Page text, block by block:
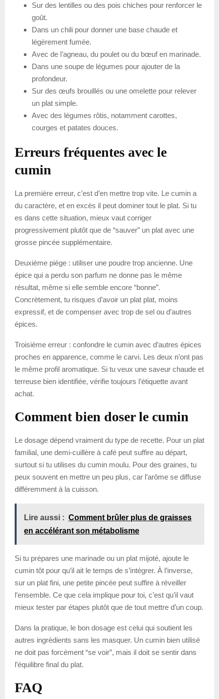
Sur des lentilles ou des pois chiches pour renforcer le
goût.
Dans un chili pour donner une base chaude et
légèrement fumée.
Avec de l’agneau, du poulet ou du bœuf en marinade.
Dans une soupe de légumes pour ajouter de la
profondeur.
Sur des œufs brouillés ou une omelette pour relever
un plat simple.
Avec des légumes rôtis, notamment carottes,
courges et patates douces.
Erreurs fréquentes avec le
cumin
La première erreur, c’est d’en mettre trop vite. Le cumin a
du caractère, et en excès il peut dominer tout le plat. Si tu
es dans cette situation, mieux vaut corriger
progressivement plutôt que de “sauver” un plat avec une
grosse pincée supplémentaire.
Deuxième piège : utiliser une poudre trop ancienne. Une
épice qui a perdu son parfum ne donne pas le même
résultat, même si elle semble encore “bonne”.
Concrètement, tu risques d’avoir un plat plat, moins
expressif, et de compenser avec trop de sel ou d’autres
épices.
Troisième erreur : confondre le cumin avec d’autres épices
proches en apparence, comme le carvi. Les deux n’ont pas
le même profil aromatique. Si tu veux une saveur chaude et
terreuse bien identifiée, vérifie toujours l’étiquette avant
achat.
Comment bien doser le cumin
Le dosage dépend vraiment du type de recette. Pour un plat
familial, une demi-cuillère à café peut suffire au départ,
surtout si tu utilises du cumin moulu. Pour des graines, tu
peux souvent en mettre un peu plus, car l’arôme se diffuse
différemment à la cuisson.
Lire aussi : Comment brûler plus de graisses
en accélérant son métabolisme
Si tu prépares une marinade ou un plat mijoté, ajoute le
cumin tôt pour qu’il ait le temps de s’intégrer. À l’inverse,
sur un plat fini, une petite pincée peut suffire à réveiller
l’ensemble. Ce que cela implique pour toi, c’est qu’il vaut
mieux tester par étapes plutôt que de tout mettre d’un coup.
Dans la pratique, le bon dosage est celui qui soutient les
autres ingrédients sans les masquer. Un cumin bien utilisé
ne doit pas forcément “se voir”, mais il doit se sentir dans
l’équilibre final du plat.
FAQ